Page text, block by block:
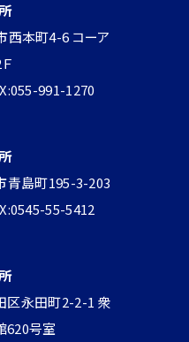
本町4-6 コーア
991-1270
島町195-3-203
55-5412
永田町2-2-1 衆
620号室